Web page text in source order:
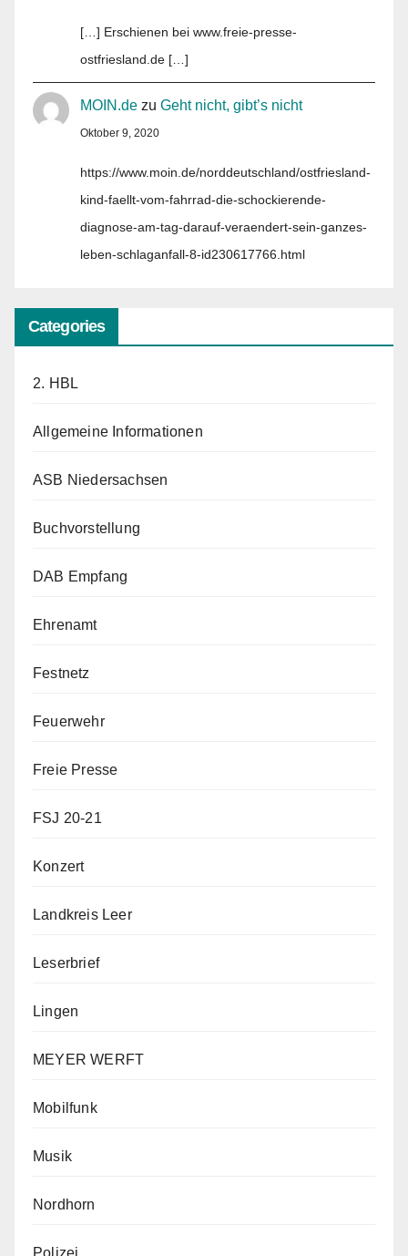
[…] Erschienen bei www.freie-presse-
ostfriesland.de […]
MOIN.de zu Geht nicht, gibt’s nicht
Oktober 9, 2020
https://www.moin.de/norddeutschland/ostfriesland-
kind-faellt-vom-fahrrad-die-schockierende-
diagnose-am-tag-darauf-veraendert-sein-ganzes-
leben-schlaganfall-8-id230617766.html
Categories
2. HBL
Allgemeine Informationen
ASB Niedersachsen
Buchvorstellung
DAB Empfang
Ehrenamt
Festnetz
Feuerwehr
Freie Presse
FSJ 20-21
Konzert
Landkreis Leer
Leserbrief
Lingen
MEYER WERFT
Mobilfunk
Musik
Nordhorn